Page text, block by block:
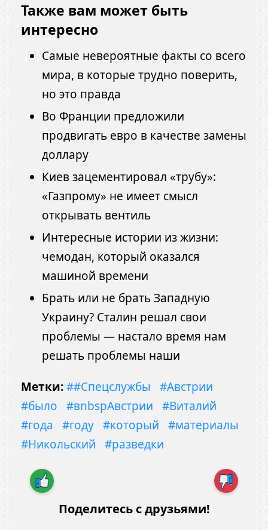
Также вам может быть
интересно
Самые невероятные факты со всего
мира, в которые трудно поверить,
но это правда
Во Франции предложили
продвигать евро в качестве замены
доллару
Киев зацементировал «трубу»:
«Газпрому» не имеет смысл
открывать вентиль
Интересные истории из жизни:
чемодан, который оказался
машиной времени
Брать или не брать Западную
Украину? Сталин решал свои
проблемы — настало время нам
решать проблемы наши
Метки:##Спецслужбы
#Австрии
#было
#вnbspАвстрии
#Виталий
#года
#году #который
#материалы
#Никольский
#разведки
Поделитесь с друзьями!